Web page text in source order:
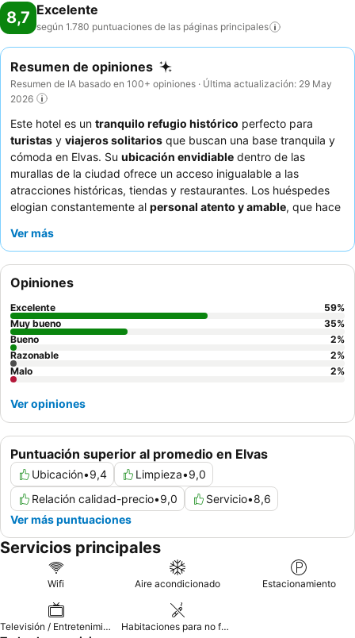
8,7 Excelente
según 1.780 puntuaciones de las páginas principales
Resumen de opiniones
Resumen de IA basado en 100+ opiniones · Última actualización: 29 May
2026
Este hotel es un tranquilo refugio histórico perfecto para
turistas y viajeros solitarios que buscan una base tranquila y
cómoda en Elvas. Su ubicación envidiable dentro de las
murallas de la ciudad ofrece un acceso inigualable a las
atracciones históricas, tiendas y restaurantes. Los huéspedes
elogian constantemente al personal atento y amable, que hace
problemas. Las
proporciona un refugio reparador después de un día de
exploración. Para una experiencia verdaderamente tranquila,
considere solicitar una habitación con vistas al patio interior.
Ver más
Puntuación superior al promedio en Elvas
Ubicación•9,4 Limpieza•9,0
Relación calidad-precio•9,0 Servicio•8,6
Ver más puntuaciones
Opiniones
Excelente 59%
Muy bueno
35%
Bueno
2%
Razonable
2%
Malo
2%
Ver opiniones
Servicios principales
Wifi Aire acondicionado Estacionamiento
Televisión / Entretenimiento Habitaciones para no fumadores